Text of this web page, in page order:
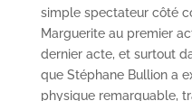
simple spectateur côté
Marguerite au premier
dernier acte, et surtout
que Stéphane Bullion a
physique remarquable,